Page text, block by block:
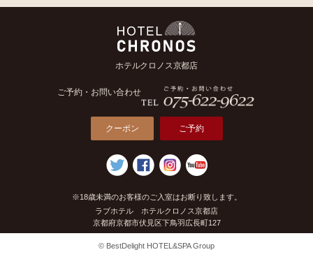
ホテルクロノス京都店
ご予約・お問い合わせ
クーポン ご予約
※18歳未満のお客様のご入室はお断り致します。
ラブホテル ホテルクロノス京都店
京都府京都市伏見区下鳥羽広長町127
© BestDelight HOTEL&SPA Group